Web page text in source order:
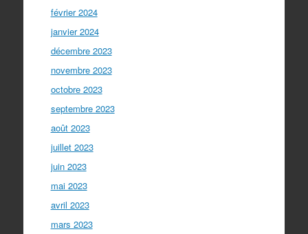
février 2024
janvier 2024
décembre 2023
novembre 2023
octobre 2023
septembre 2023
août 2023
juillet 2023
juin 2023
mai 2023
avril 2023
mars 2023